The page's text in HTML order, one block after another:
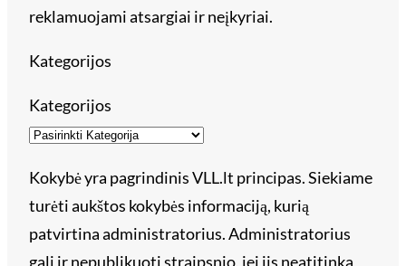
reklamuojami atsargiai ir neįkyriai.
Kategorijos
Kategorijos
Kokybė yra pagrindinis VLL.lt principas. Siekiame
turėti aukštos kokybės informaciją, kurią
patvirtina administratorius. Administratorius
gali ir nepublikuoti straipsnio, jei jis neatitinka